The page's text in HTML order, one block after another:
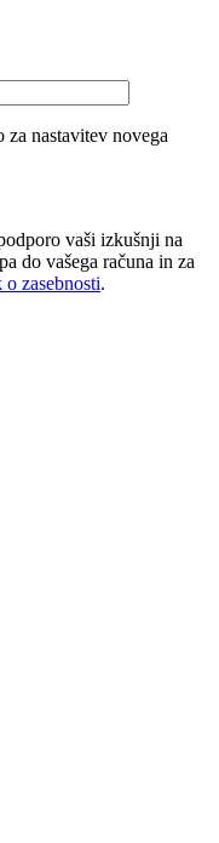
za nastavitev novega
vaši izkušnji na
do vašega računa in za
zasebnosti.